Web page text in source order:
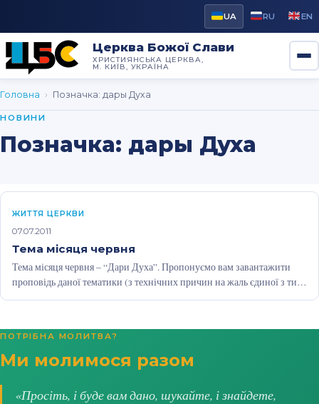
UA RU EN
Церква Божої Слави
ХРИСТИЯНСЬКА ЦЕРКВА,
М. КИЇВ, УКРАЇНА
Головна › Позначка: дары Духа
НОВИНИ
Позначка: дары Духа
ЖИТТЯ ЦЕРКВИ
07.07.2011
Тема місяця червня
Тема місяця червня – “Дари Духа”. Пропонуємо вам завантажити
проповідь даної тематики (з технічних причин на жаль єдиної з тих,
…
ПОТРІБНА МОЛИТВА?
Ми молимося разом
«Просіть, і буде вам дано, шукайте, і знайдете,